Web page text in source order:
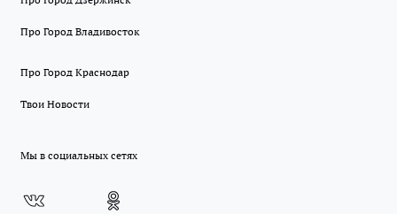
Про Город Владивосток
Про Город Краснодар
Твои Новости
Мы в социальных сетях